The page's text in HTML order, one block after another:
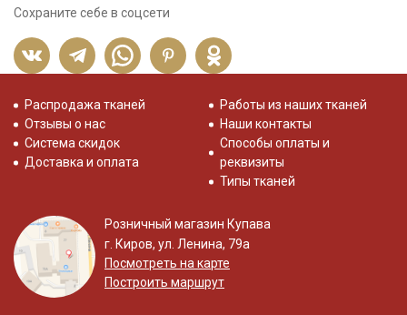
Сохраните себе в соцсети
Распродажа тканей
Отзывы о нас
Система скидок
Доставка и оплата
Работы из наших тканей
Наши контакты
Способы оплаты и
реквизиты
Типы тканей
Розничный магазин Купава
г. Киров, ул. Ленина, 79а
Посмотреть на карте
Построить маршрут